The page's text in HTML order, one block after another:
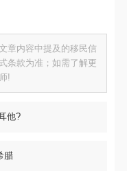
章内容中提及的移民信
条款为准；如需了解更
!
他?
腊